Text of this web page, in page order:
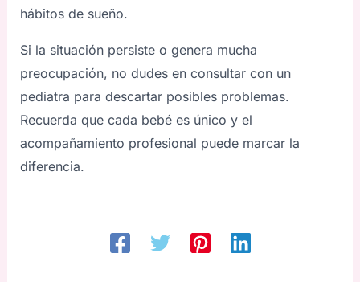
hábitos de sueño.
Si la situación persiste o genera mucha
preocupación, no dudes en consultar con un
pediatra para descartar posibles problemas.
Recuerda que cada bebé es único y el
acompañamiento profesional puede marcar la
diferencia.